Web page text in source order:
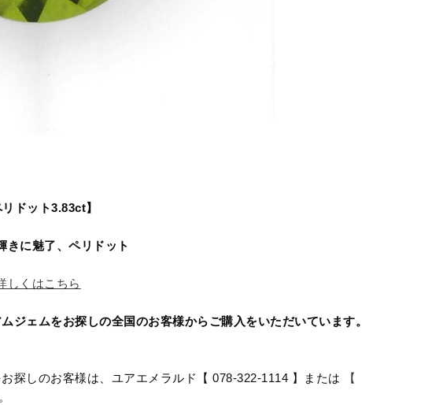
リドット3.83ct】
きに魅了、ペリドット
しくはこちら
ジェムをお探しの全国のお客様からご購入をいただいています。
探しのお客様は、ユアエメラルド【 078-322-1114 】または
【